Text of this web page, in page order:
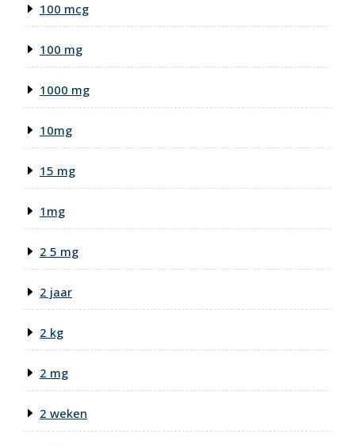
100 mcg
100 mg
1000 mg
10mg
15 mg
1mg
2 5 mg
2 jaar
2 kg
2 mg
2 weken